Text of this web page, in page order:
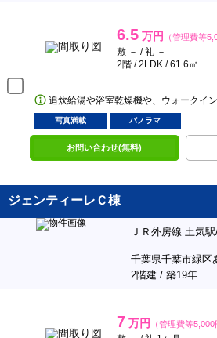
6.5 万円 （管理費等
敷 － / 礼 －
2階 / 2LDK / 61.6㎡
追炊給湯や浴室乾燥機や、ウォークイ
写真満載 パノラマ
お問い合わせ(無料)
ジェンティーレＣ棟
ＪＲ外房線 土気
千葉県千葉市緑区
2階建 / 築19年
7 万円 （管理費等5,000